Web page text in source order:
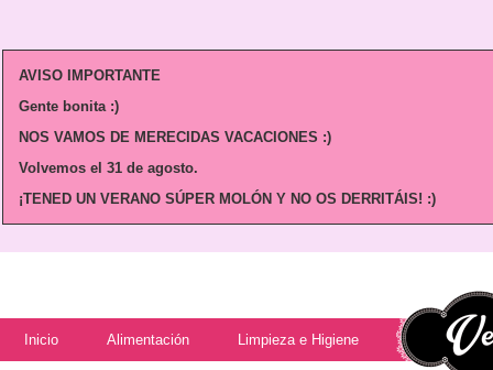
AVISO IMPORTANTE
Gente bonita :)
NOS VAMOS DE MERECIDAS VACACIONES :)
Volvemos el 31 de agosto.
¡TENED UN VERANO SÚPER MOLÓN Y NO OS DERRITÁIS! :)
Inicio Alimentación Limpieza e Higiene